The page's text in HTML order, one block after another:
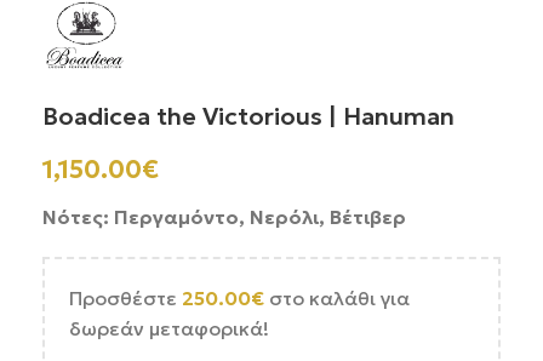
Boadicea the Victorious | Hanuman
1,150.00€
Νότες: Περγαμόντο, Νερόλι, Βέτιβερ
Προσθέστε 250.00€ στο καλάθι για
δωρεάν μεταφορικά!